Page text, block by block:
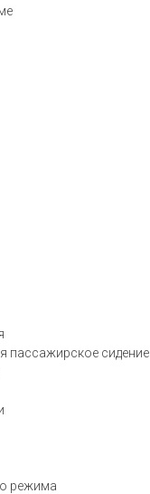
пассажирское сидение
режима